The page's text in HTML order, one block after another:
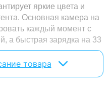
яркие цвета и
Основная камера на
каждый момент с
а быстрая зарядка на 33
смартфона к работе в
создан для тех, кто ценит
товара